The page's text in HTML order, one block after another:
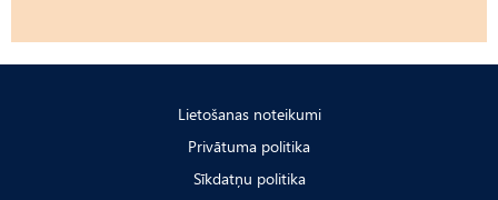
Lietošanas noteikumi
Privātuma politika
Sīkdatņu politika